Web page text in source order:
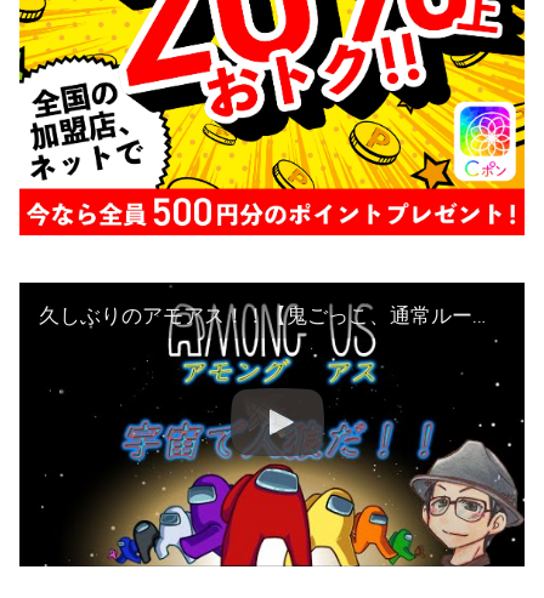
久しぶりのアモアス！！【鬼ごっこ、通常ルール】【AMONG US】